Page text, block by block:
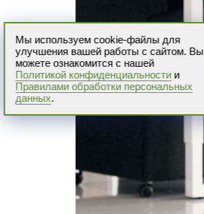
Мы используем cookie-файлы для
улучшения вашей работы с сайтом. Вы
можете ознакомится с нашей
Политикой конфиденциальностии
Правилами обработки персональных
данных.